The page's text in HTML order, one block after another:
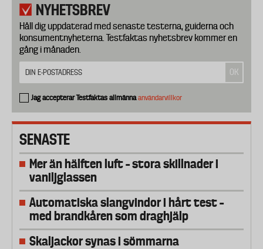
NYHETSBREV
Håll dig uppdaterad med senaste testerna, guiderna och
konsumentnyheterna. Testfaktas nyhetsbrev kommer en
gång i månaden.
Jag accepterar Testfaktas allmännaanvändarvillkor
SENASTE
Mer än hälften luft – stora skillnader i
vaniljglassen
Automatiska slangvindor i hårt test –
med brandkåren som draghjälp
Skaljackor synas i sömmarna